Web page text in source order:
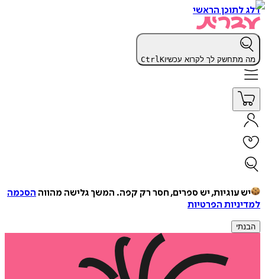
דלג לתוכן הראשי
מה מתחשק לך לקרוא עכשיו CtrlK
יש עוגיות, יש ספרים, חסר רק קפה. המשך גלישה מהווה הסכמה
למדיניות הפרטיות
הבנתי